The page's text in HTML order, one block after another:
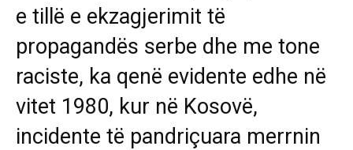
e tillë e ekzagjerimit të
propagandës serbe dhe me tone
raciste, ka qenë evidente edhe në
vitet 1980, kur në Kosovë,
incidente të pandriçuara merrnin